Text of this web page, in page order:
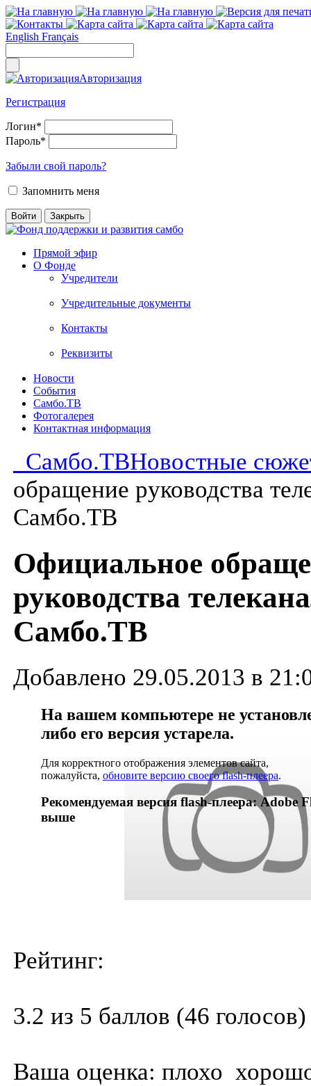
English Français
Авторизация
Регистрация
Логин*
Пароль*
Забыли свой пароль?
Запомнить меня
Прямой эфир
О Фонде
Учредители
Учредительные документы
Контакты
Реквизиты
Новости
События
Самбо.ТВ
Фотогалерея
Контактная информация
Самбо.ТВНовостные
обращение руководства
Самбо.ТВ
Официальное
руководства
Самбо.ТВ
Добавлено 29.05.2013 в
На вашем компьютере не
либо его версия устарела.
Для корректного отображения элементов сайта,
пожалуйста, обновите версию своего flash-плеера.
Рекомендуемая версия flash-плеера: Adobe
выше
Рейтинг:
3.2 из 5 баллов (46 голосов)
Ваша оценка: плохо